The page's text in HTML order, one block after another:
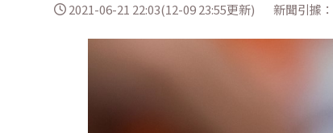
2021-06-21 22:03(12-09 23:55更新) 新聞引據